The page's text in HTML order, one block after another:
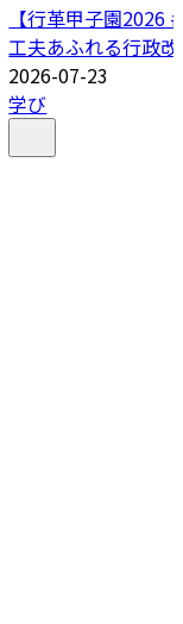
【行革甲子園2026
工夫あふれる行政
2026-07-23
学び